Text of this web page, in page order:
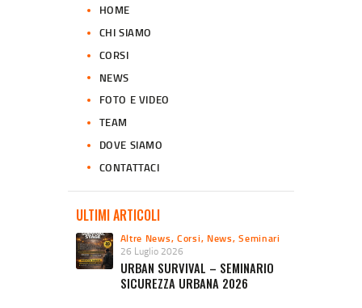
HOME
CHI SIAMO
CORSI
NEWS
FOTO E VIDEO
TEAM
DOVE SIAMO
CONTATTACI
ULTIMI ARTICOLI
Altre News,Corsi, News,Seminari
26 Luglio 2026
URBAN SURVIVAL – SEMINARIO
SICUREZZA URBANA 2026